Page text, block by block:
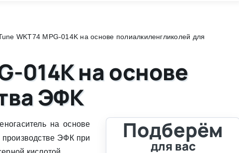
WKT74 MPG-014K на основе полиалкиленгликолей для
014K на основе
ЭФК
на основе
ЭФК при
Подберём
для вас